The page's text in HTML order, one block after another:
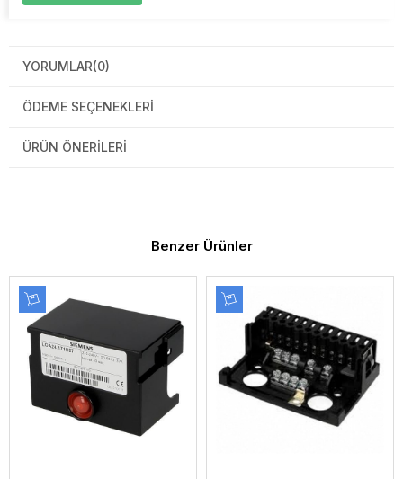
YORUMLAR(0)
ÖDEME SEÇENEKLERI
ÜRÜN ÖNERILERI
Benzer Ürünler